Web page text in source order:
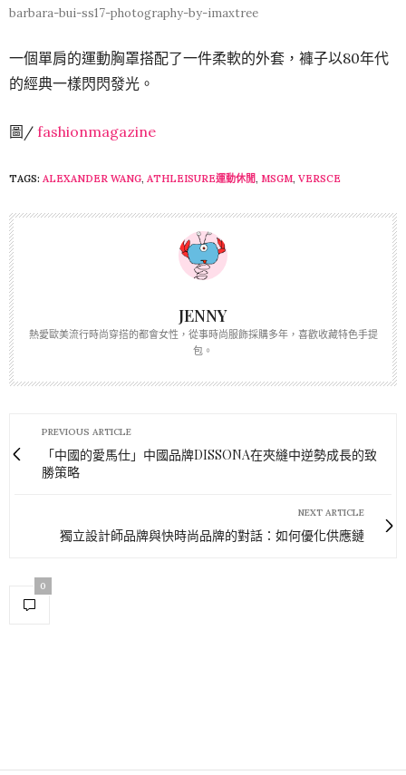
barbara-bui-ss17-photography-by-imaxtree
一個單肩的運動胸罩搭配了一件柔軟的外套，褲子以80年代
的經典一樣閃閃發光。
圖/ fashionmagazine
TAGS: ALEXANDER WANG, ATHLEISURE運動休閒 , MSGM, VERSCE
JENNY
熱愛歐美流行時尚穿搭的都會女性，從事時尚服飾採購多年，喜歡收藏特色手提
包。
PREVIOUS ARTICLE
「中國的愛馬仕」中國品牌DISSONA在夾縫中逆勢成長的致
勝策略
NEXT ARTICLE
獨立設計師品牌與快時尚品牌的對話：如何優化供應鏈
0